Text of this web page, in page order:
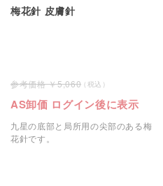
梅花針 皮膚針
5,060
AS卸価 ログイン後に表示
九星の底部と局所用の尖部のある梅
花針です。